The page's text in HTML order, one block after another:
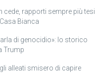
cede, rapporti sempre più tesi
Bianca
di genocidio»: lo storico
Trump
gli alleati smisero di capire